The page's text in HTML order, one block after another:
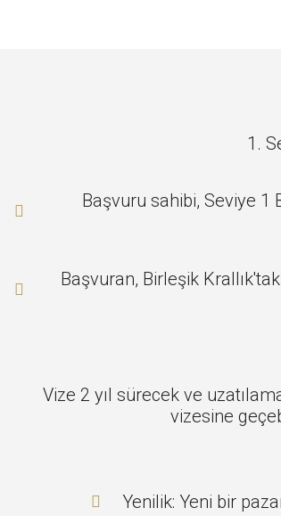
1.
Başvuru sahibi, Seviye 1
Başvuran, Birleşik
Vize 2 yıl sürecek ve
vizesine
Yenilik: Yeni bir